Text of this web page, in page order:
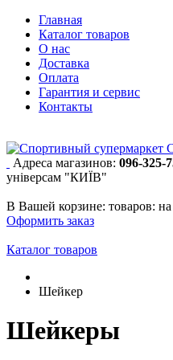
Главная
Каталог товаров
О нас
Доставка
Оплата
Гарантия и сервис
Контакты
Адреса магазинов: 096-325-
універсам "КИЇВ"
В Вашей корзине: товаров:
Оформить заказ
Каталог товаров
Шейкер
Шейкеры